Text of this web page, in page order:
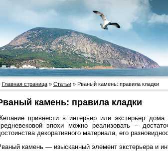
Главная страница» Статьи» Рваный камень: правила кладки
камень: правила кладки
привнести в интерьер или экстерьер дома
эпохи можно реализовать –
декоративного материала, его
камень — изысканный элемент экстерьера и